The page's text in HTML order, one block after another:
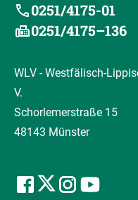
0251/4175-01
0251/4175–136
WLV - Westfälisch-
V.
Schorlemerstraße 15
48143 Münster